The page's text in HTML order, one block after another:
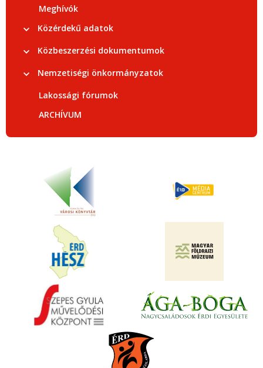
Meghívók
Közérdekű adatok
Közbeszerzési dokumentumok
Nemzetiségi önkormányzatok
Lakossági fórumok
ARCHÍVUM